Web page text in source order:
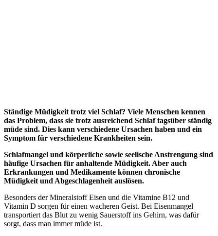
Ständige Müdigkeit trotz viel Schlaf? Viele Menschen kennen
das Problem, dass sie trotz ausreichend Schlaf tagsüber ständig
müde sind. Dies kann verschiedene Ursachen haben und ein
Symptom für verschiedene Krankheiten sein.
Schlafmangel und körperliche sowie seelische Anstrengung sind
häufige Ursachen für anhaltende Müdigkeit. Aber auch
Erkrankungen und Medikamente können chronische
Müdigkeit und Abgeschlagenheit auslösen.
Besonders der Mineralstoff Eisen und die Vitamine B12 und
Vitamin D sorgen für einen wacheren Geist. Bei Eisenmangel
transportiert das Blut zu wenig Sauerstoff ins Gehirn, was dafür
sorgt, dass man immer müde ist.